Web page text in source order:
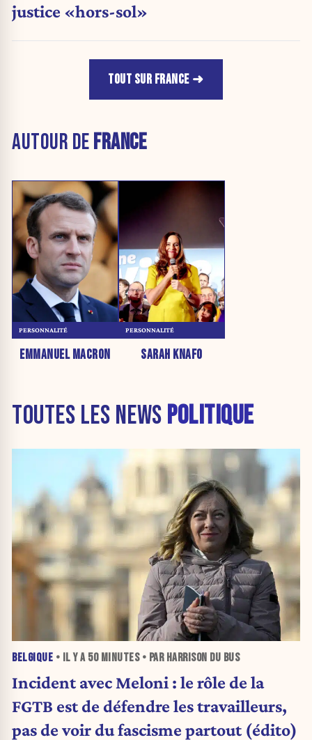
justice «hors-sol»
TOUT SUR FRANCE
AUTOUR DEFRANCE
EMMANUEL MACRON
PERSONNALITÉ
SARAH KNAFO
PERSONNALITÉ
TOUTES LES NEWS POLITIQUE
BELGIQUE • IL Y A 50 MINUTES• PAR HARRISON DU BUS
Incident avec Meloni : le rôle de la
FGTB est de défendre les travailleurs,
pas de voir du fascisme partout (édito)